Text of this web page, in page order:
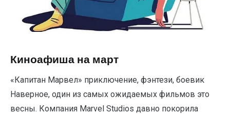
Киноафиша на март
«Капитан Марвел» приключение, фэнтези, боевик
Наверное, один из самых ожидаемых фильмов это
весны. Компания Marvel Studios давно покорила